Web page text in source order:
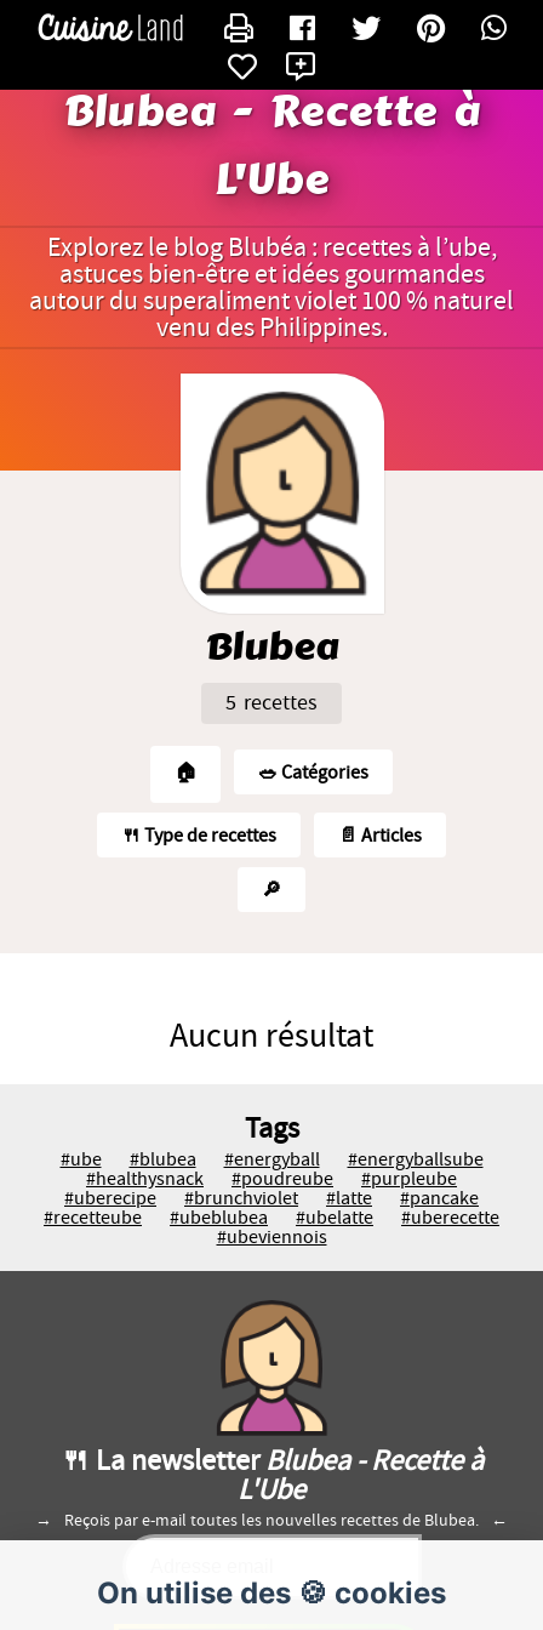
Blubea - Recette à
L'Ube
Explorez le blog Blubéa : recettes à l’ube,
astuces bien-être et idées gourmandes
autour du superaliment violet 100 % naturel
venu des Philippines.
Blubea
5 recettes
🏠 🥗️ Catégories
🍴 Type de recettes 📄 Articles
🔎
Aucun résultat
Tags
#ube #blubea #energyball
#energyballsube
#healthysnack
#poudreube
#purpleube
#uberecipe
#brunchviolet #latte
#pancake
#recetteube
#ubeblubea #ubelatte
#uberecette
#ubeviennois
On utilise des 🍪 cookies
🍴 La newsletter Blubea - Recette à
L'Ube
Reçois par e-mail toutes les nouvelles recettes de Blubea.
CONTACTER BLUBEA